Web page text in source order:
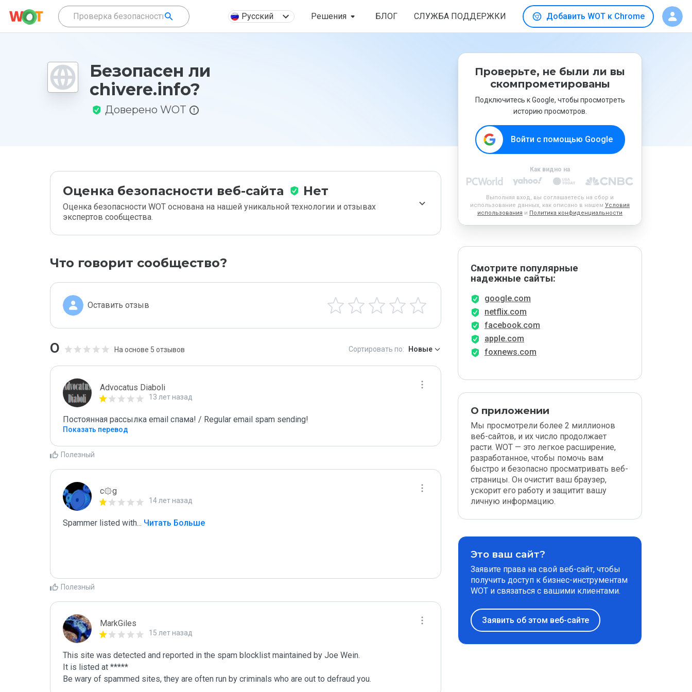
Русский Решения БЛОГ СЛУЖБА ПОДДЕРЖКИ Добавить WOT к Chrome
Безопасен ли
chivere.info?
Доверено WOT
Оценка безопасности веб-сайта Нет
Оценка безопасности WOT основана на нашей уникальной технологии и отзывах
экспертов сообщества.
Что говорит сообщество?
Оставить отзыв
0 На основе 5 отзывов Сортировать по: Новые
Advocatus Diaboli
13 лет назад
Постоянная рассылка email спама! / Regular email spam sending!
Показать перевод
Полезный
c۞g
14 лет назад
Spammer listed with... Читать Больше
Полезный
MarkGiles
15 лет назад
This site was detected and reported in the spam blocklist maintained by Joe Wein.
It is listed at *****
Be wary of spammed sites, they are often run by criminals who are out to defraud you.
Проверьте, не были ли вы
скомпрометированы
Подключитесь к Google, чтобы просмотреть
историю просмотров.
Войти с помощью Google
Как видно на
Выполняя вход, вы соглашаетесь на сбор и
использование данных, как описано в нашем Условия
использования и Политика конфиденциальности
Смотрите популярные
надежные сайты:
google.com
netflix.com
facebook.com
apple.com
foxnews.com
О приложении
Мы просмотрели более 2 миллионов
веб-сайтов, и их число продолжает
расти. WOT — это легкое расширение,
разработанное, чтобы помочь вам
быстро и безопасно просматривать веб-
страницы. Он очистит ваш браузер,
ускорит его работу и защитит вашу
личную информацию.
Это ваш сайт?
Заявите права на свой веб-сайт, чтобы
получить доступ к бизнес-инструментам
WOT и связаться с вашими клиентами.
Заявить об этом веб-сайте